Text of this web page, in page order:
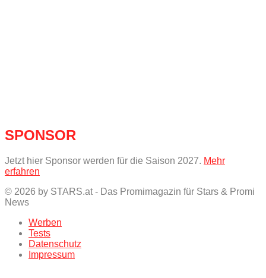
SPONSOR
Jetzt hier Sponsor werden für die Saison 2027. Mehr
erfahren
© 2026 by STARS.at - Das Promimagazin für Stars & Promi
News
Werben
Tests
Datenschutz
Impressum